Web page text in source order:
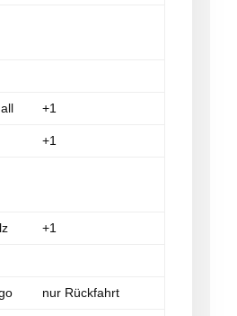
+1
+1
+1
nur Rückfahrt